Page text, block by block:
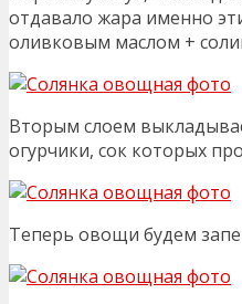
отдавало жара именно
оливковым маслом +
Вторым слоем
огурчики, сок которых
Теперь овощи будем